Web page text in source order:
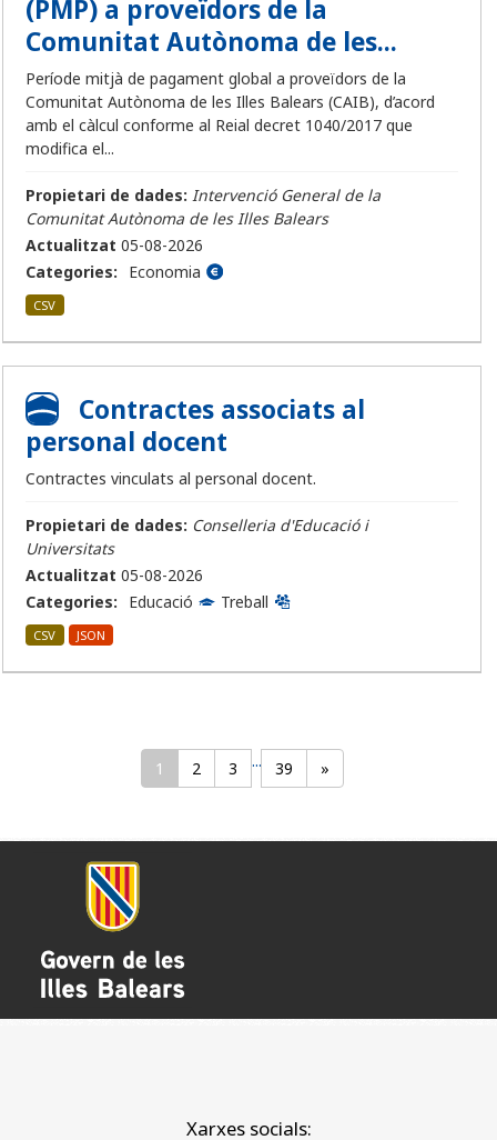
(PMP) a proveïdors de la
Comunitat Autònoma de les...
Període mitjà de pagament global a proveïdors de la
Comunitat Autònoma de les Illes Balears (CAIB), d’acord
amb el càlcul conforme al Reial decret 1040/2017 que
modifica el...
Propietari de dades: Intervenció General de la
Comunitat Autònoma de les Illes Balears
Actualitzat 05-08-2026
Categories:
Economia
CSV
Contractes associats al
personal docent
Contractes vinculats al personal docent.
Propietari de dades: Conselleria d'Educació i
Universitats
Actualitzat 05-08-2026
Categories:
Educació Treball
CSV JSON
1 2 3 ... 39 »
Xarxes socials: